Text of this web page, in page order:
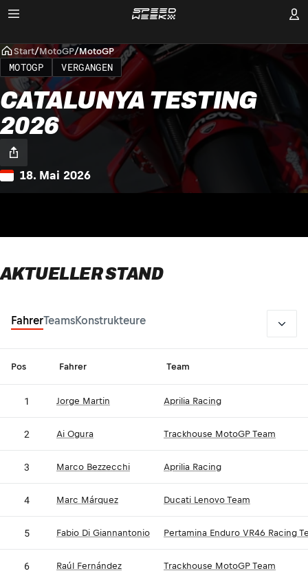
Start/MotoGP/MotoGP
MOTOGP VERGANGEN
CATALUNYA TESTING
2026
18. Mai 2026
AKTUELLER STAND
FahrerTeamsKonstrukteure
Pos Fahrer Team
1 Jorge Martin Aprilia Racing
2 Ai Ogura Trackhouse MotoGP Team
3 Marco Bezzecchi Aprilia Racing
4 Marc Márquez Ducati Lenovo Team
5 Fabio Di Giannantonio Pertamina Enduro VR46 Racing
6 Raúl Fernández Trackhouse MotoGP Team